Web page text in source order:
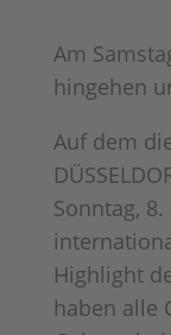
Am
hingehen
Auf dem
Sonntag,
Highlight
haben alle